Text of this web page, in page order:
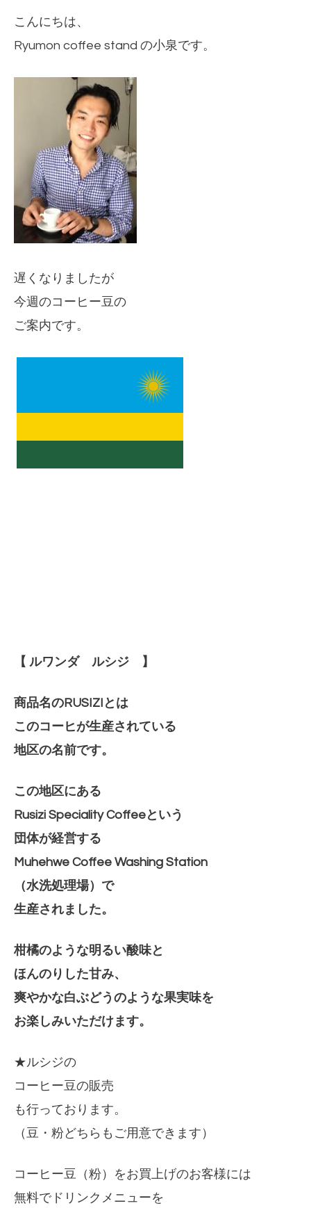
こんにちは、
Ryumon coffee stand の小泉です。
遅くなりましたが
今週のコーヒー豆の
ご案内です。
【 ルワンダ ルシジ 】
商品名のRUSIZIとは
このコーヒが生産されている
地区の名前です。
この地区にある
Rusizi Speciality Coffeeという
団体が経営する
Muhehwe Coffee Washing Station
（水洗処理場）で
生産されました。
柑橘のような明るい酸味と
ほんのりした甘み、
爽やかな白ぶどうのような果実味を
お楽しみいただけます。
★ルシジの
コーヒー豆の販売
も行っております。
（豆・粉どちらもご用意できます）
コーヒー豆（粉）をお買上げのお客様には
無料でドリンクメニューを